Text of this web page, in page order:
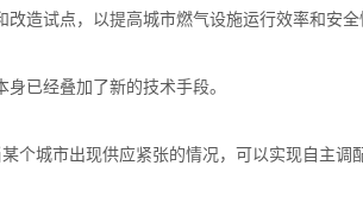
造试点，以提高城市燃气设施运行效率和安全
已经叠加了新的技术手段。
城市出现供应紧张的情况，可以实现自主调